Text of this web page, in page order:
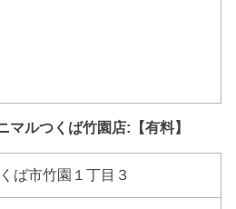
マルつくば竹園店:【有料】
ば市竹園１丁目３